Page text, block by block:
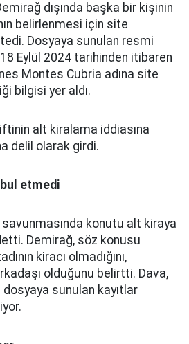
dışında başka bir kişinin
belirlenmesi için site
Dosyaya sunulan resmi
Eylül 2024 tarihinden itibaren
Montes Cubria adına site
bilgisi yer aldı.
alt kiralama iddiasına
delil olarak girdi.
etmedi
savunmasında konutu alt kiraya
Demirağ, söz konusu
kiracı olmadığını,
olduğunu belirtti. Dava,
dosyaya sunulan kayıtlar